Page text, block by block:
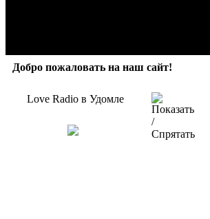
Добро пожаловать на наш сайт!
Love Radio в Удомле